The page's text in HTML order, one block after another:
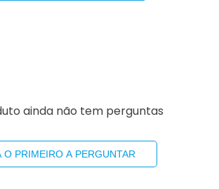
ainda não tem perguntas
O PRIMEIRO A PERGUNTAR